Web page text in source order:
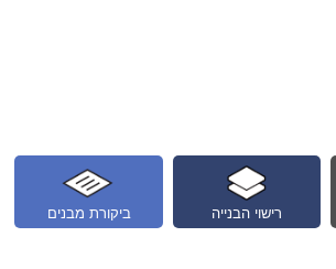
ביקורת מבנים רישוי הבנייה